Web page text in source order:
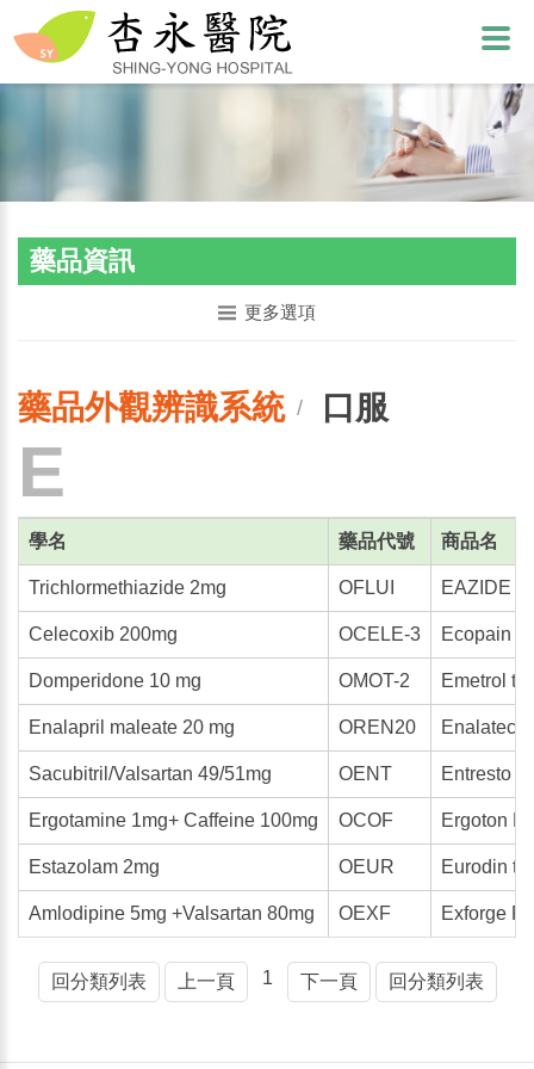
藥品資訊
更多選項
藥品外觀辨識系統/ 口服
E
學名 藥品代號 商品名
Trichlormethiazide 2mg OFLUI EAZIDE
Celecoxib 200mg OCELE-3 Ecopain
Domperidone 10 mg OMOT-2 Emetrol
Enalapril maleate 20 mg OREN20 Enalatec
Sacubitril/Valsartan 49/51mg OENT Entresto
Ergotamine 1mg+ Caffeine 100mg OCOF Ergoton F.
Estazolam 2mg OEUR Eurodin
Amlodipine 5mg +Valsartan 80mg OEXF Exforge
回分類列表 上一頁 1 下一頁 回分類列表